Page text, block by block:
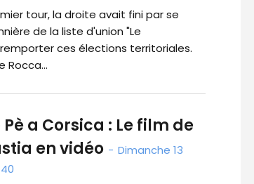
tour, la droite avait fini par se
de la liste d'union "Le
ces élections territoriales.
Rocca...
a Corsica : Le film de
en vidéo - Dimanche 13